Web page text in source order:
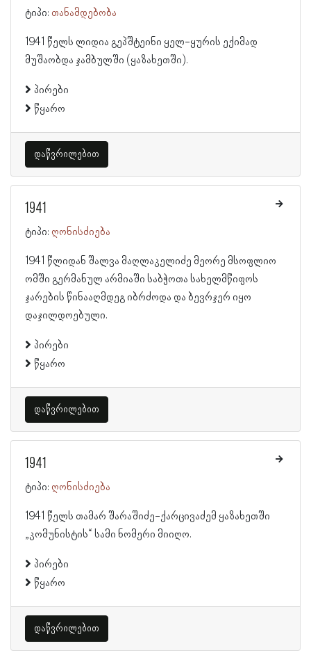
ტიპი: თანამდებობა
1941 წელს ლიდია გეპშტეინი ყელ-ყურის ექიმად
მუშაობდა ჯამბულში (ყაზახეთში).
პირები
წყარო
დაწვრილებით
1941
ტიპი: ღონისძიება
1941 წლიდან შალვა მაღლაკელიძე მეორე მსოფლიო
ომში გერმანულ არმიაში საბჭოთა სახელმწიფოს
ჯარების წინააღმდეგ იბრძოდა და ბევრჯერ იყო
დაჯილდოებული.
პირები
წყარო
დაწვრილებით
1941
ტიპი: ღონისძიება
1941 წელს თამარ შარაშიძე-ქარცივაძემ ყაზახეთში
„კომუნისტის“ სამი ნომერი მიიღო.
პირები
წყარო
დაწვრილებით